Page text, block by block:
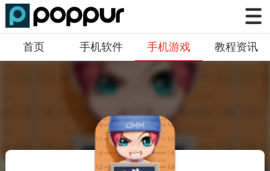
首页 手机软件 手机游戏 教程资讯